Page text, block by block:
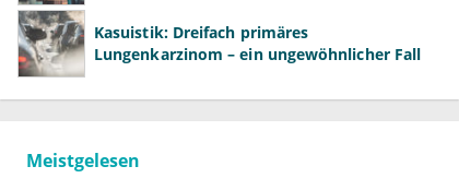
Kasuistik: Dreifach primäres
Lungenkarzinom – ein ungewöhnlicher Fall
Meistgelesen